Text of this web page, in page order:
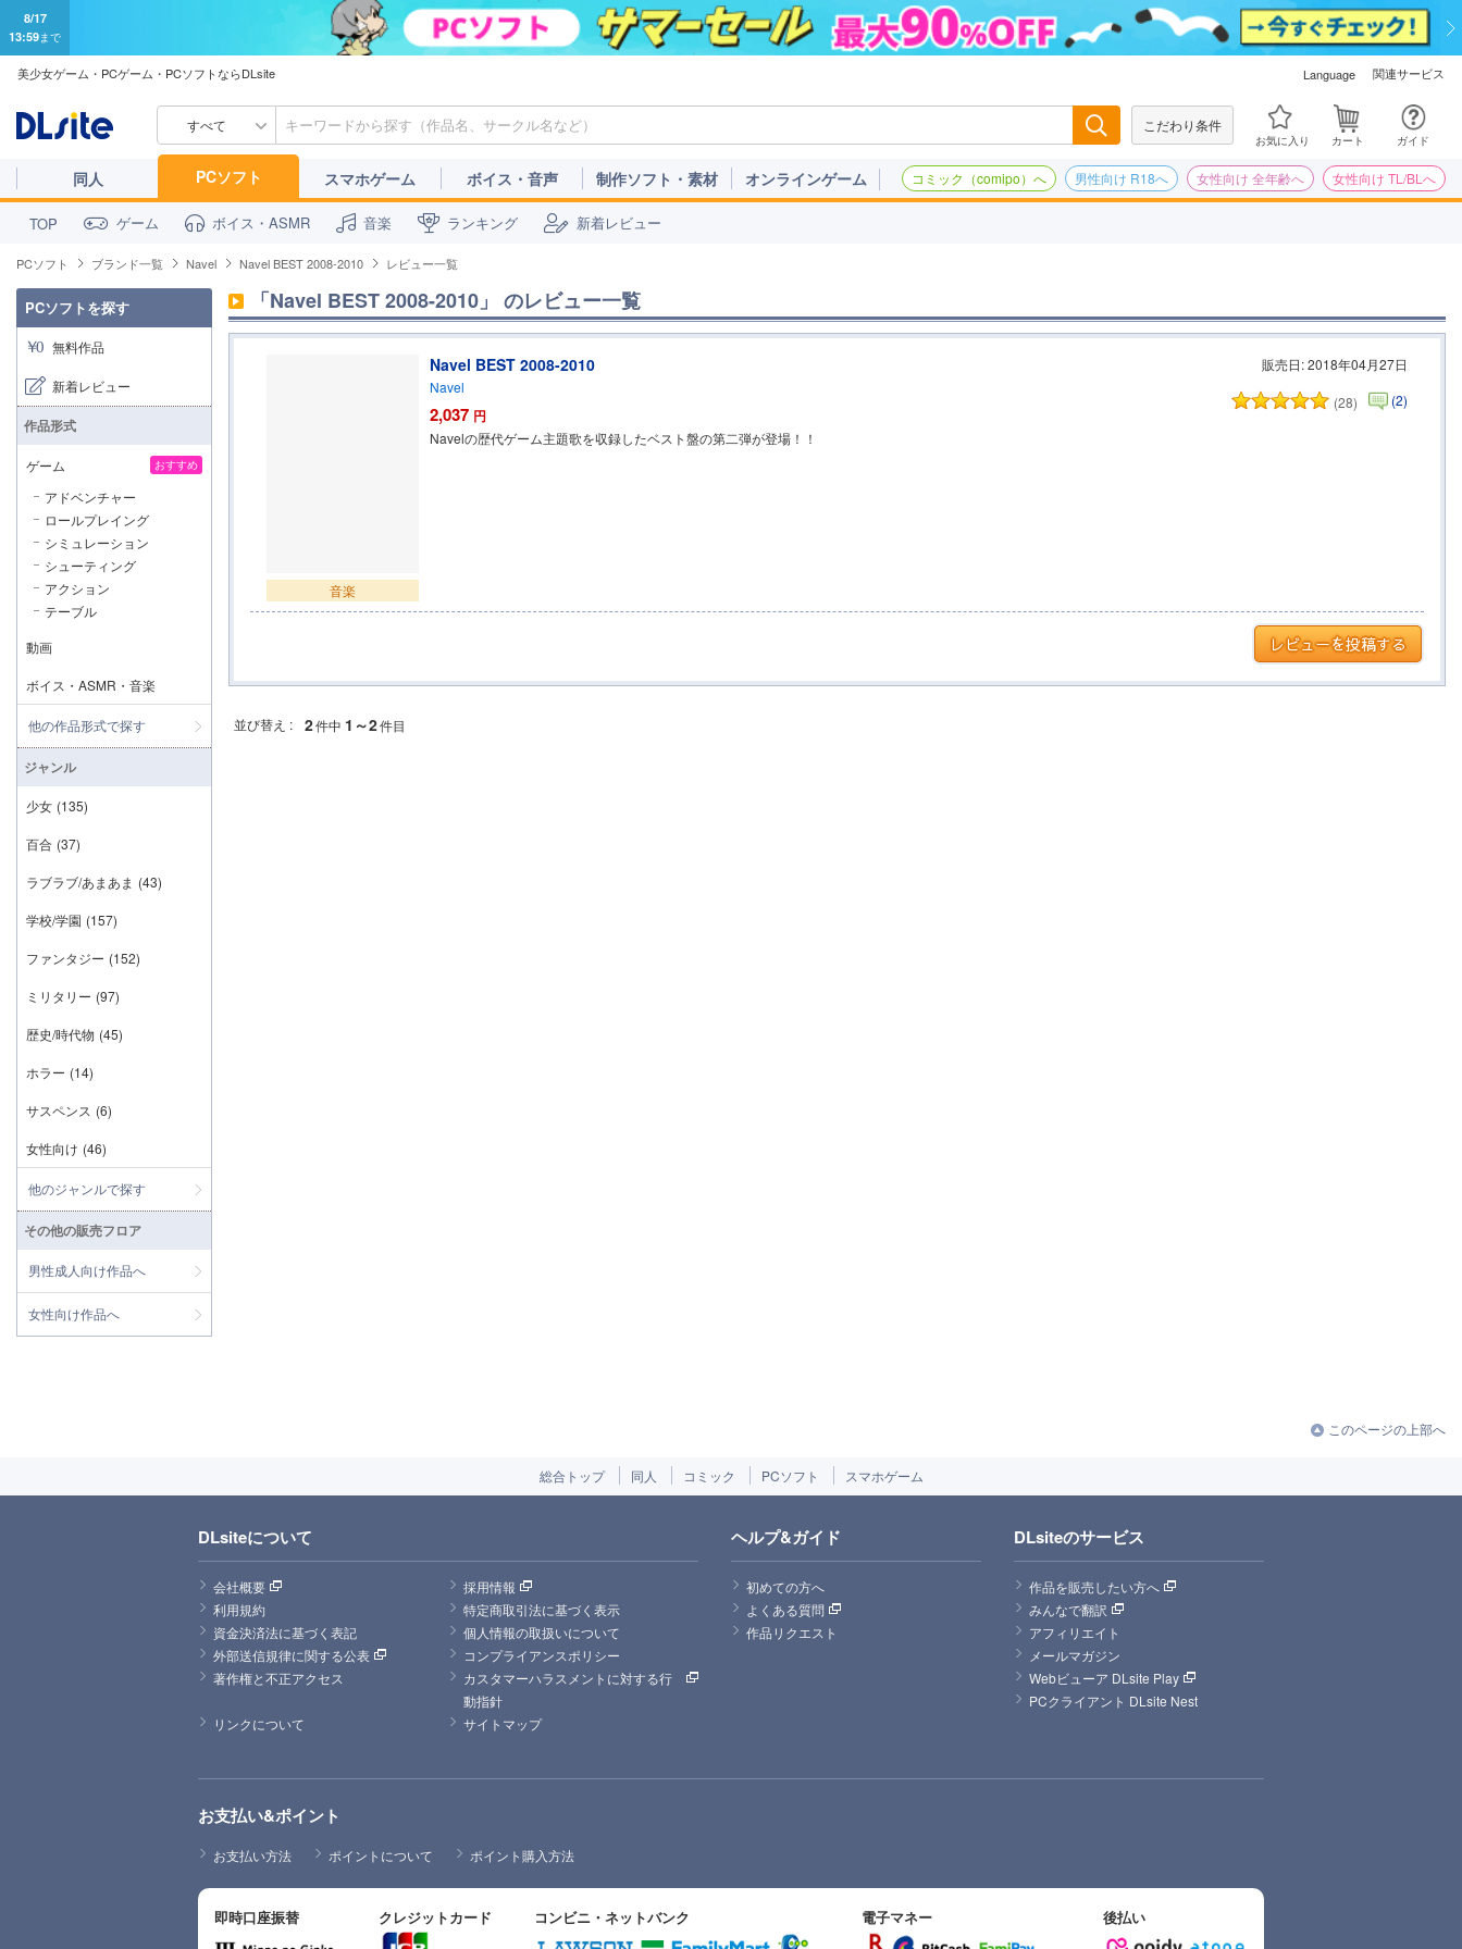
8/17
13:59まで
美少女ゲーム・PCゲーム・PCソフトならDLsite Language 関連サービス
すべて こだわり条件
お気に入り カート ガイド
同人 PCソフト スマホゲーム ボイス・音声 制作ソフト・素材 オンラインゲーム コミック（comipo）へ 男性向け R18へ 女性向け 全年齢へ 女性向け TL/BLへ
TOP ゲーム ボイス・ASMR 音楽 ランキング 新着レビュー
PCソフト ブランド一覧 Navel Navel BEST 2008-2010 レビュー一覧
「Navel BEST 2008-2010」 のレビュー一覧
音楽
Navel BEST 2008-2010
Navel
2,037 円
Navelの歴代ゲーム主題歌を収録したベスト盤の第二弾が登場！！
販売日: 2018年04月27日
(2)
(28)
レビューを投稿する
並び替え : 2件中 1～2件目
PCソフトを探す
無料作品
新着レビュー
作品形式
ゲーム おすすめ
アドベンチャー
ロールプレイング
シミュレーション
シューティング
アクション
テーブル
動画
ボイス・ASMR・音楽
他の作品形式で探す
ジャンル
少女 (135)
百合 (37)
ラブラブ/あまあま (43)
学校/学園 (157)
ファンタジー (152)
ミリタリー (97)
歴史/時代物 (45)
ホラー (14)
サスペンス (6)
女性向け (46)
他のジャンルで探す
その他の販売フロア
男性成人向け作品へ
女性向け作品へ
このページの上部へ
総合トップ 同人 コミック PCソフト スマホゲーム
DLsiteについて
会社概要
採用情報
利用規約
特定商取引法に基づく表示
資金決済法に基づく表記
個人情報の取扱いについて
外部送信規律に関する公表
コンプライアンスポリシー
著作権と不正アクセス
カスタマーハラスメントに対する行
動指針
リンクについて
サイトマップ
ヘルプ&ガイド
初めての方へ
よくある質問
作品リクエスト
DLsiteのサービス
作品を販売したい方へ
みんなで翻訳
アフィリエイト
メールマガジン
Webビューア DLsite Play
PCクライアント DLsite Nest
お支払い&ポイント
お支払い方法 ポイントについて ポイント購入方法
即時口座振替 クレジットカード コンビニ・ネットバンク 電子マネー 後払い